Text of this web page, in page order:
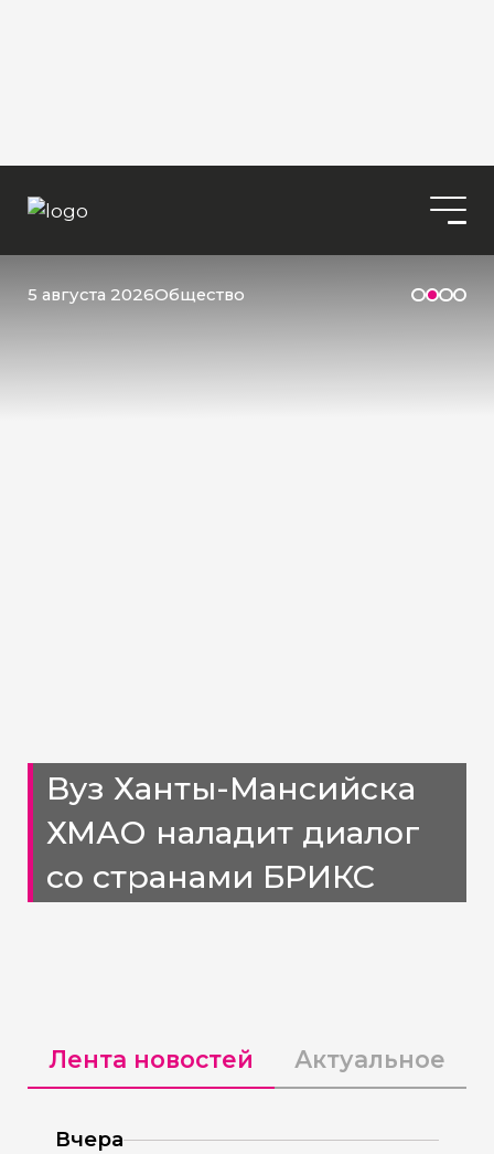
5 августа 2026Общество
Вуз Ханты-Мансийска
ХМАО наладит диалог
со странами БРИКС
Лента новостей Актуальное
Вчера